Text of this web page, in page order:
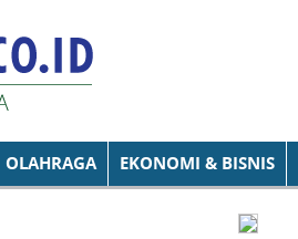
OLAHRAGA EKONOMI & BISNIS